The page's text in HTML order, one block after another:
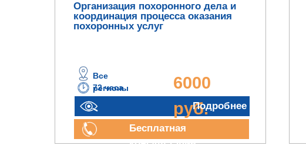
Организация похоронного дела и
координация процесса оказания
похоронных услуг
72 часа
6000
руб.
Все
регионы
Подробнее
Бесплатная
консультация